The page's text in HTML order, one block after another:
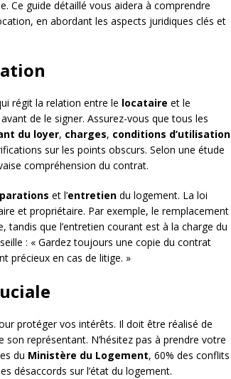
Ce guide détaillé vous aidera à comprendre
en abordant les aspects juridiques clés et
régit la relation entre le locataire et le
de le signer. Assurez-vous que tous les
du loyer, charges, conditions d’utilisation
sur les points obscurs. Selon une étude
compréhension du contrat.
et l’entretien du logement. La loi
et propriétaire. Par exemple, le remplacement
tandis que l’entretien courant est à la charge du
: « Gardez toujours une copie du contrat
précieux en cas de litige. »
protéger vos intérêts. Il doit être réalisé de
représentant. N’hésitez pas à prendre votre
du Ministère du Logement, 60% des conflits
désaccords sur l’état du logement.